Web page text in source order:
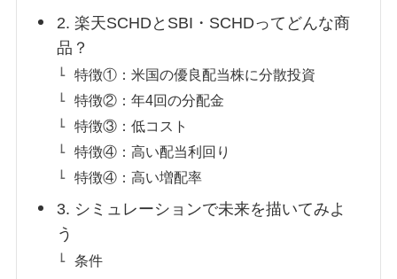
2. 楽天SCHDとSBI・SCHDってどんな商
品？
特徴①：米国の優良配当株に分散投資
特徴②：年4回の分配金
特徴③：低コスト
特徴④：高い配当利回り
特徴④：高い増配率
3. シミュレーションで未来を描いてみよ
う
条件